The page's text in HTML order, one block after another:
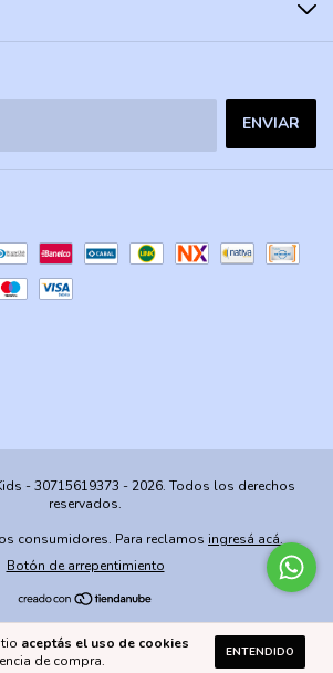
aceptás el uso de cookies
de compra.
ENTENDIDO
- 30715619373 - 2026. Todos los derechos
reservados.
consumidores. Para reclamos ingresá acá.
Botón de arrepentimiento